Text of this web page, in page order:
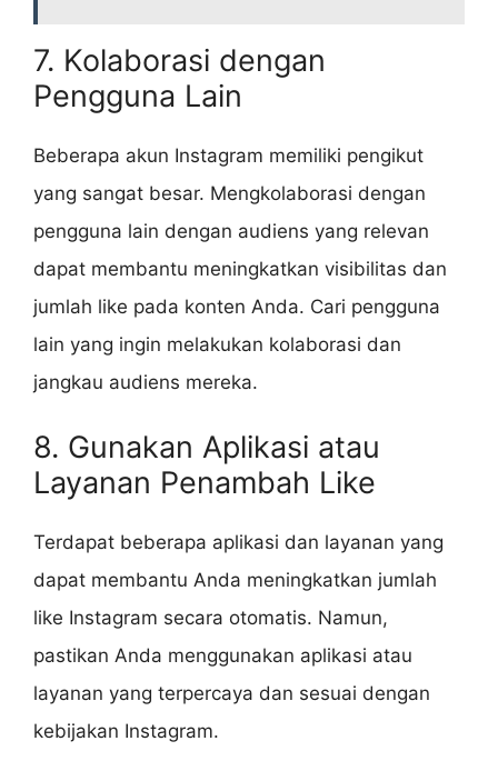
7. Kolaborasi dengan
Pengguna Lain
Beberapa akun Instagram memiliki pengikut
yang sangat besar. Mengkolaborasi dengan
pengguna lain dengan audiens yang relevan
dapat membantu meningkatkan visibilitas dan
jumlah like pada konten Anda. Cari pengguna
lain yang ingin melakukan kolaborasi dan
jangkau audiens mereka.
8. Gunakan Aplikasi atau
Layanan Penambah Like
Terdapat beberapa aplikasi dan layanan yang
dapat membantu Anda meningkatkan jumlah
like Instagram secara otomatis. Namun,
pastikan Anda menggunakan aplikasi atau
layanan yang terpercaya dan sesuai dengan
kebijakan Instagram.